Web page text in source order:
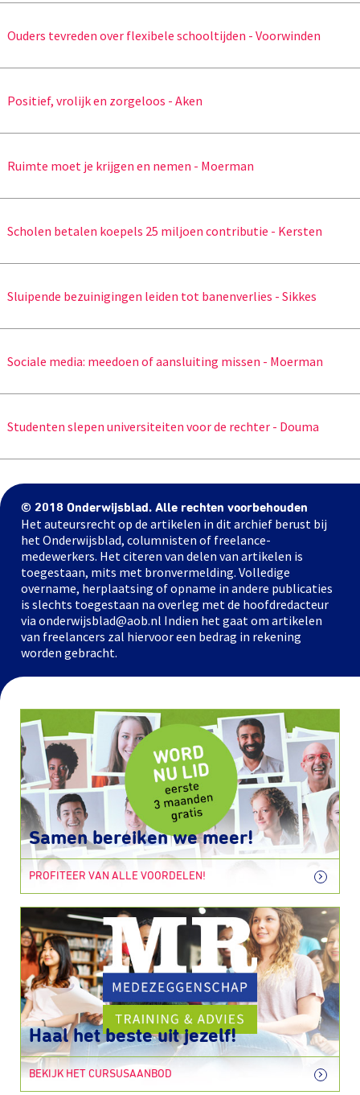
Ouders tevreden over flexibele schooltijden - Voorwinden
Positief, vrolijk en zorgeloos - Aken
Ruimte moet je krijgen en nemen - Moerman
Scholen betalen koepels 25 miljoen contributie - Kersten
Sluipende bezuinigingen leiden tot banenverlies - Sikkes
Sociale media: meedoen of aansluiting missen - Moerman
Studenten slepen universiteiten voor de rechter - Douma
© 2018 Onderwijsblad. Alle rechten voorbehouden
Het auteursrecht op de artikelen in dit archief berust bij
het Onderwijsblad, columnisten of freelance-
medewerkers. Het citeren van delen van artikelen is
toegestaan, mits met bronvermelding. Volledige
overname, herplaatsing of opname in andere publicaties
is slechts toegestaan na overleg met de hoofdredacteur
via onderwijsblad@aob.nl Indien het gaat om artikelen
van freelancers zal hiervoor een bedrag in rekening
worden gebracht.
Samen bereiken we meer!
PROFITEER VAN ALLE VOORDELEN!
Haal het beste uit jezelf!
BEKIJK HET CURSUSAANBOD